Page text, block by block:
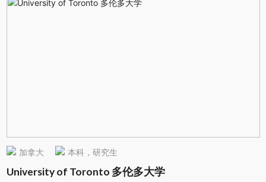
加拿大 本科，研究生
University of Toronto 多伦多大学